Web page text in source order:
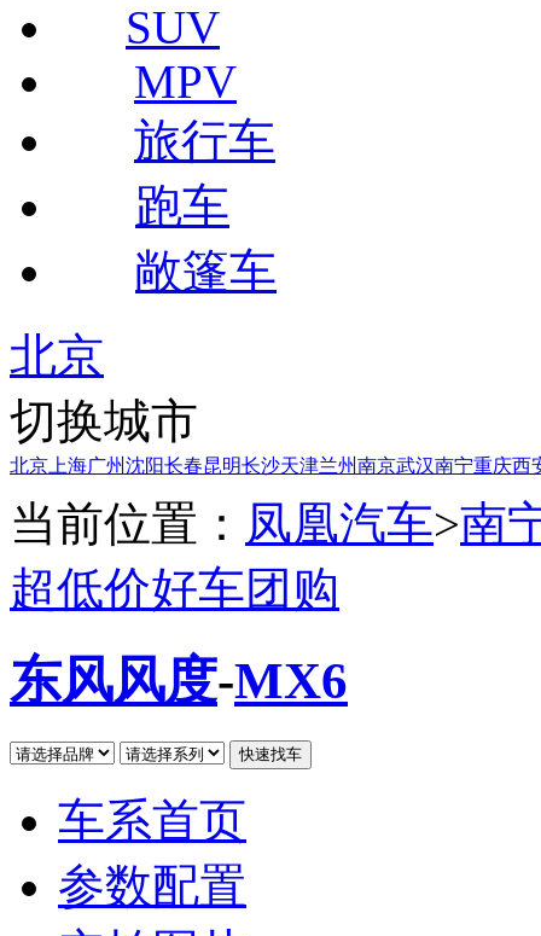
SUV
MPV
旅行车
跑车
敞篷车
北京
切换城市
北京 上海广州沈阳长春昆明长沙天津兰州南京武汉南宁重庆西
当前位置： 凤凰汽车>南
超低价好车团购
东风风度-MX6
车系首页
参数配置